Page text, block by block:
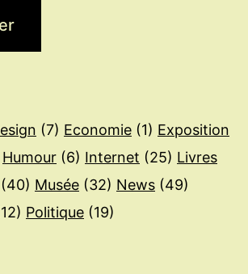
(7) Economie (1) Exposition
Humour (6) Internet (25) Livres
(40) Musée (32) News (49)
Politique (19)